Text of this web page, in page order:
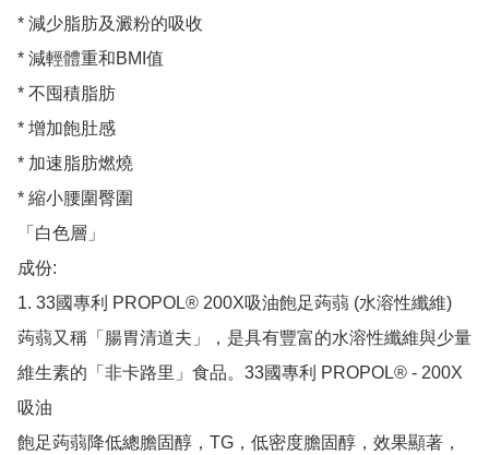
* 減少脂肪及澱粉的吸收
* 減輕體重和BMI值
* 不囤積脂肪
* 增加飽肚感
* 加速脂肪燃燒
* 縮小腰圍臀圍
「白色層」
成份:
1. 33國專利 PROPOL® 200X吸油飽足蒟蒻 (水溶性纖維)
蒟蒻又稱「腸胃清道夫」，是具有豐富的水溶性纖維與少量
維生素的「非卡路里」食品。33國專利 PROPOL® - 200X
吸油
飽足蒟蒻降低總膽固醇，TG，低密度膽固醇，效果顯著，